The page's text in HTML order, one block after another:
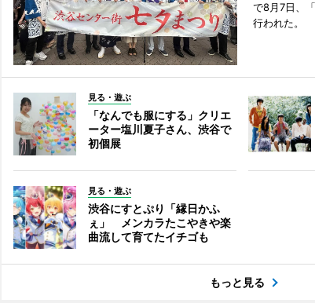
で8月7日、
行われた。
見る・遊ぶ
「なんでも服にする」クリエ
ーター塩川夏子さん、渋谷で
初個展
見る・遊ぶ
渋谷にすとぷり「縁日かふ
ぇ」 メンカラたこやきや楽
曲流して育てたイチゴも
もっと見る